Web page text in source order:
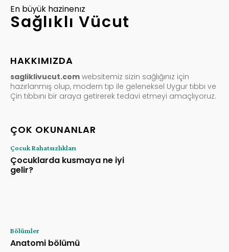
En büyük hazinenız
Sağlıklı Vücut
HAKKIMIZDA
sagliklivucut.com websitemiz sizin sağlığınız için
hazırlanmış olup, modern tıp ile geleneksel Uygur tıbbı ve
Çin tıbbını bir araya getirerek tedavi etmeyi amaçlıyoruz.
ÇOK OKUNANLAR
Çocuk Rahatsızlıkları
Çocuklarda kusmaya ne iyi
gelir?
Bölümler
Anatomi bölümü